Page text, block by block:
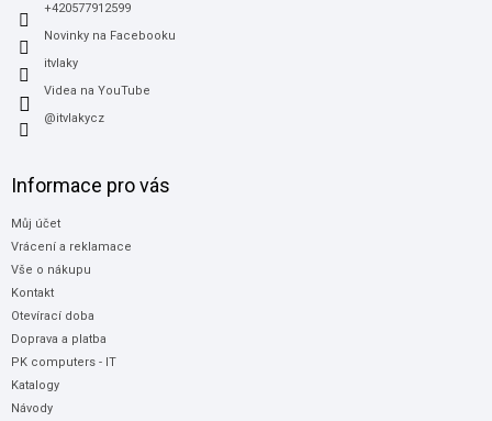
+420577912599
Novinky na Facebooku
itvlaky
Videa na YouTube
@itvlakycz
Informace pro vás
Můj účet
Vrácení a reklamace
Vše o nákupu
Kontakt
Otevírací doba
Doprava a platba
PK computers - IT
Katalogy
Návody